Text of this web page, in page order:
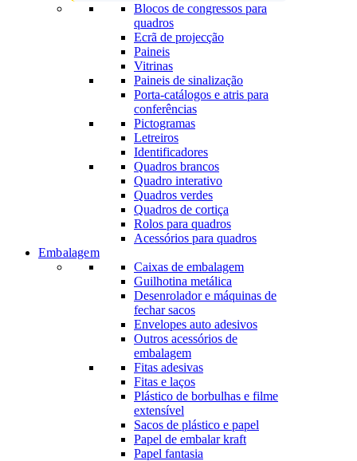
Blocos de congressos para
quadros
Ecrã de projecção
Paineis
Vitrinas
Paineis de sinalização
Porta-catálogos e atris para
conferências
Pictogramas
Letreiros
Identificadores
Quadros brancos
Quadro interativo
Quadros verdes
Quadros de cortiça
Rolos para quadros
Acessórios para quadros
Embalagem
Caixas de embalagem
Guilhotina metálica
Desenrolador e máquinas de
fechar sacos
Envelopes auto adesivos
Outros acessórios de
embalagem
Fitas adesivas
Fitas e laços
Plástico de borbulhas e filme
extensível
Sacos de plástico e papel
Papel de embalar kraft
Papel fantasia